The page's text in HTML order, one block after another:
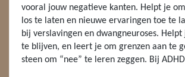
KAARSEN
LAMPEN
vooral jouw negatieve kanten. Helpt je
los te laten en nieuwe ervaringen toe te
bij verslavingen en dwangneuroses.
te blijven, en leert je om grenzen aan te
steen om “nee” te leren zeggen. Bij